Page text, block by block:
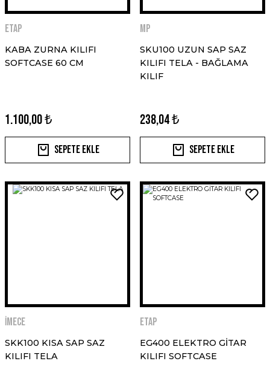
ETAP
KABA ZURNA KILIFI
SOFTCASE 60 CM
1.100,00 ₺
Sepete Ekle
MP
SKU100 UZUN SAP SAZ
KILIFI TELA - BAĞLAMA
KILIF
238,04 ₺
Sepete Ekle
İMECE
SKK100 KISA SAP SAZ
KILIFI TELA
ETAP
EG400 ELEKTRO GİTAR
KILIFI SOFTCASE